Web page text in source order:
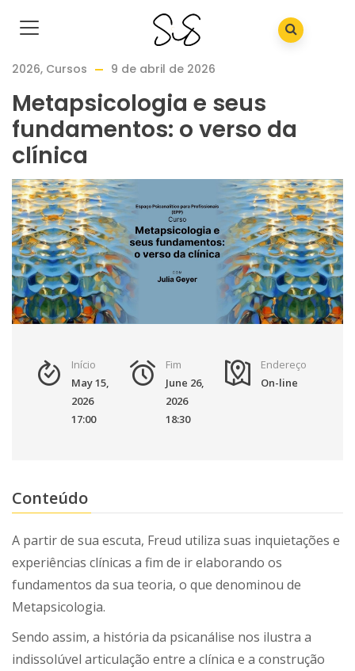
2026, Cursos 9 de abril de 2026
Metapsicologia e seus
fundamentos: o verso da
clínica
Início
May 15,
2026
17:00
Fim
June 26,
2026
18:30
Endereço
On-line
Conteúdo
A partir de sua escuta, Freud utiliza suas inquietações e
experiências clínicas a fim de ir elaborando os
fundamentos da sua teoria, o que denominou de
Metapsicologia.
Sendo assim, a história da psicanálise nos ilustra a
indissolúvel articulação entre a clínica e a construção